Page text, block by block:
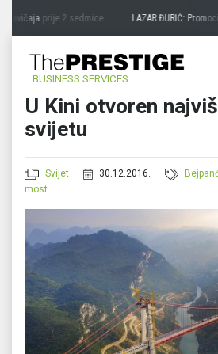
zavičajaprije 2 sedmice LAZAR ĐURIĆ:
BUSINESS SERVICES
U Kini otvoren
svijetu
Svijet 30.12.2016.
most